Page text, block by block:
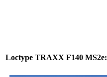
Loctype TRAXX F140 MS2e: